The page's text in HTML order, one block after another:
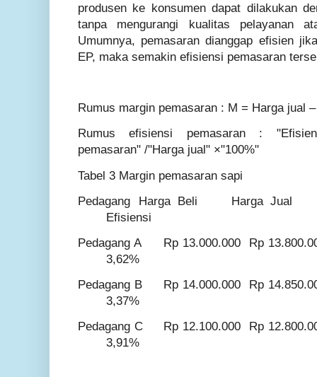
produsen ke konsumen dapat dilakukan
tanpa mengurangi kualitas pelayanan
Umumnya, pemasaran dianggap efisien
EP, maka semakin efisiensi pemasaran
Rumus margin pemasaran : M = Harga jual
Rumus efisiensi pemasaran :
pemasaran" /"Harga jual" ×"100%"
Tabel 3 Margin pemasaran sapi
Pedagang
Harga Beli
Harga Jual
Efisiensi
Pedagang A
Rp 13.000.000
Rp
3,62%
Pedagang B
Rp 14.000.000
Rp
3,37%
Pedagang C
Rp 12.100.000
Rp
3,91%